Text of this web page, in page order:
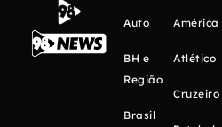
Auto
BH e
Região
Brasil
América
Atlético
Cruzeiro